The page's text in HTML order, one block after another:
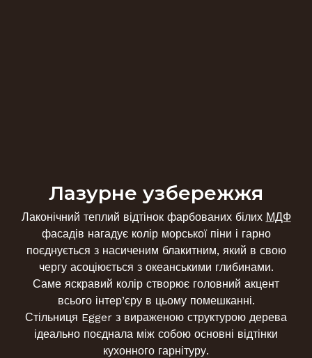
Лазурне узбережжя
Лаконічний теплий відтінок фарбованих білих МДФ
фасадів нагадує колір морської піни і гарно
поєднується з насиченим блакитним, який в свою
чергу асоціюється з океанськими глибинами.
Саме яскравий колір створює головний акцент
всього інтер’єру в цьому помешканні.
Стільниця Egger з вираженою структурою дерева
ідеально поєднала між собою основні відтінки
кухонного гарнітуру️.